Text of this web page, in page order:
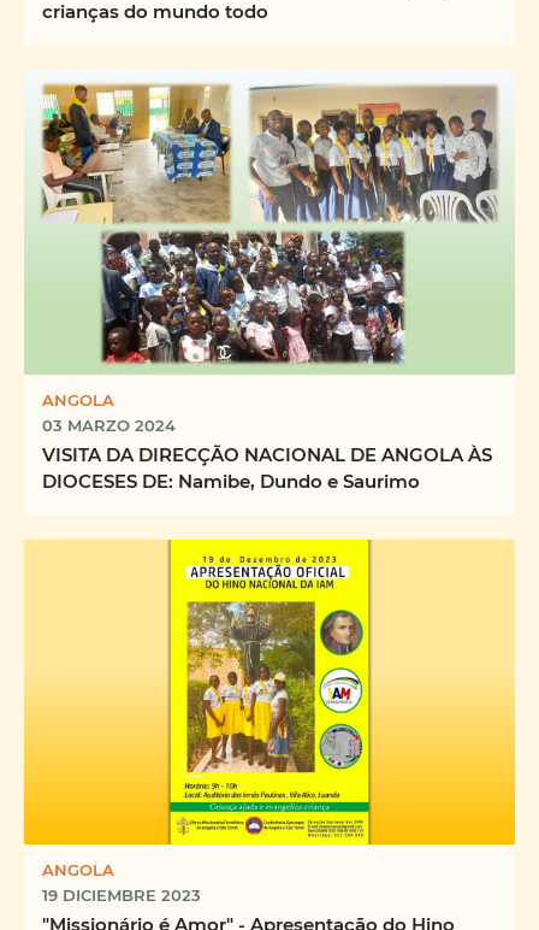
crianças do mundo todo
ANGOLA
03 MARZO 2024
VISITA DA DIRECÇÃO NACIONAL DE ANGOLA ÀS
DIOCESES DE: Namibe, Dundo e Saurimo
ANGOLA
19 DICIEMBRE 2023
"Missionário é Amor" - Apresentação do Hino